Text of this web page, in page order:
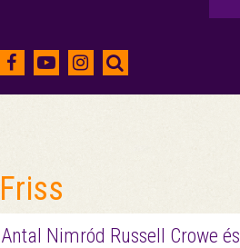
Friss
Antal Nimród Russell Crowe és